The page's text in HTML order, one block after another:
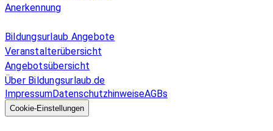
Anerkennung
Bildungsurlaub Angebote
Veranstalterübersicht
Angebotsübersicht
Über Bildungsurlaub.de
ImpressumDatenschutzhinweiseAGBs
Cookie-Einstellungen